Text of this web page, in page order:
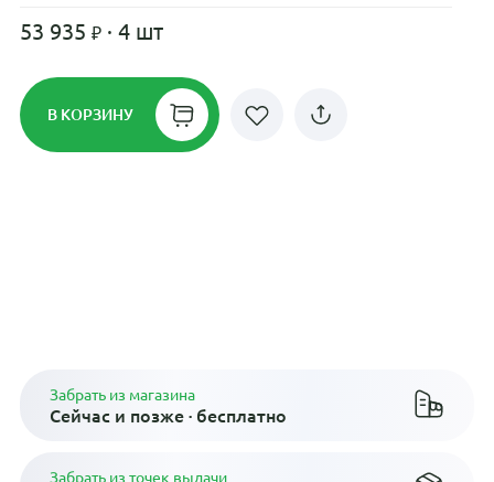
53 935 · 4 шт
В КОРЗИНУ
Забрать из магазина
Сейчас и позже · бесплатно
Забрать из точек выдачи